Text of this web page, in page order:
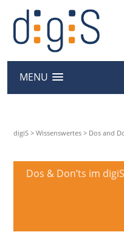
MENU
digiS >Wissenswertes > Dos and
Dos & Don’ts im